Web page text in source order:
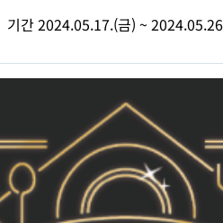
기간 2024.05.17.(금) ~